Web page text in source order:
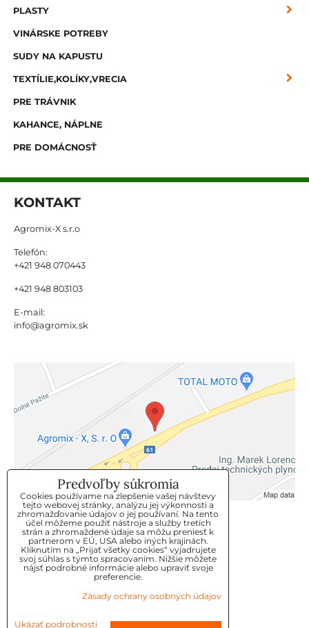
PLASTY
VINÁRSKE POTREBY
SUDY NA KAPUSTU
TEXTÍLIE,KOLÍKY,VRECIA
PRE TRÁVNIK
KAHANCE, NÁPLNE
PRE DOMÁCNOSŤ
KONTAKT
Agromix-X s.r.o
Telefón:
+421 948 070443
+421 948 803103
E-mail:
info@agromix.sk
KLIENTSKÝ SERVIS
GDPR
KONTAKT
OBJEDNÁVKY
Predvoľby súkromia
Cookies používame na zlepšenie vašej návštevy
tejto webovej stránky, analýzu jej výkonnosti a
zhromažďovanie údajov o jej používaní. Na tento
účel môžeme použiť nástroje a služby tretích
strán a zhromaždené údaje sa môžu preniesť k
partnerom v EÚ, USA alebo iných krajinách.
Kliknutím na „Prijať všetky cookies“ vyjadrujete
svoj súhlas s týmto spracovaním. Nižšie môžete
nájsť podrobné informácie alebo upraviť svoje
preferencie.
Zásady ochrany osobných údajov
Ukázať podrobnosti